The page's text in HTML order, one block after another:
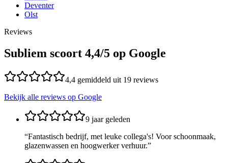
Deventer
Olst
Reviews
Subliem scoort 4,4/5 op Google
4,4 gemiddeld uit 19 reviews
Bekijk alle reviews op Google
9 jaar geleden
“Fantastisch bedrijf, met leuke collega's! Voor schoonmaak,
glazenwassen en hoogwerker verhuur.”